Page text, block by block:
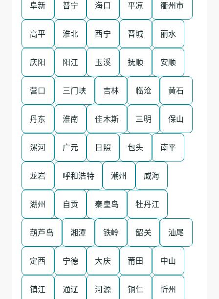
阜新 普宁 海口 平凉 衢州市
高平 淮北 西宁 晋城 丽水
庆阳 阳江 玉溪 抚顺 安顺
营口 三门峡 吉林 临沧 黄石
丹东 淮南 佳木斯 三明 保山
漯河 广元 日照 包头 南平
龙岩 呼和浩特 潮州 威海
湖州 自贡 秦皇岛 牡丹江
葫芦岛 湘潭 铁岭 韶关 汕尾
定西 宁德 大庆 莆田 中山
镇江 通辽 河源 铜仁 忻州